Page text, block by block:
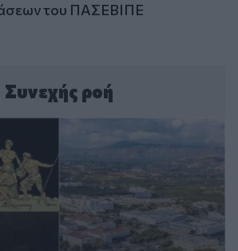
του ΠΑΣΕΒΙΠΕ
Συνεχής ροή